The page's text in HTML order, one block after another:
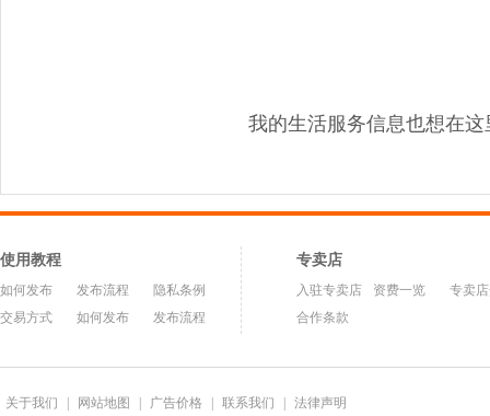
我的生活服务信息也想在这
使用教程
如何发布 发布流程
隐私条例
交易方式
如何发布 发布流程
专卖店
入驻专卖店 资费一览
专卖
合作条款
关于我们 网站地图 广告价格 联系我们
法律声明